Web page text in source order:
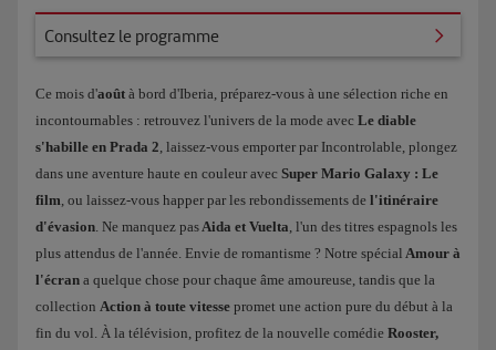
Consultez le programme
le programme
Ce mois d'août à bord d'Iberia, préparez-vous à une sélection riche en
incontournables : retrouvez l'univers de la mode avec Le diable
s'habille en Prada 2, laissez-vous emporter par Incontrolable, plongez
dans une aventure haute en couleur avec Super Mario Galaxy : Le
film, ou laissez-vous happer par les rebondissements de l'itinéraire
d'évasion. Ne manquez pasAida et Vuelta, l'un des titres espagnols les
plus attendus de l'année. Envie de romantisme ? Notre spécial Amour à
l'écran a quelque chose pour chaque âme amoureuse, tandis que la
collection Action à toute vitesse promet une action pure du début à la
fin du vol. À la télévision, profitez de la nouvelle comédie Rooster,